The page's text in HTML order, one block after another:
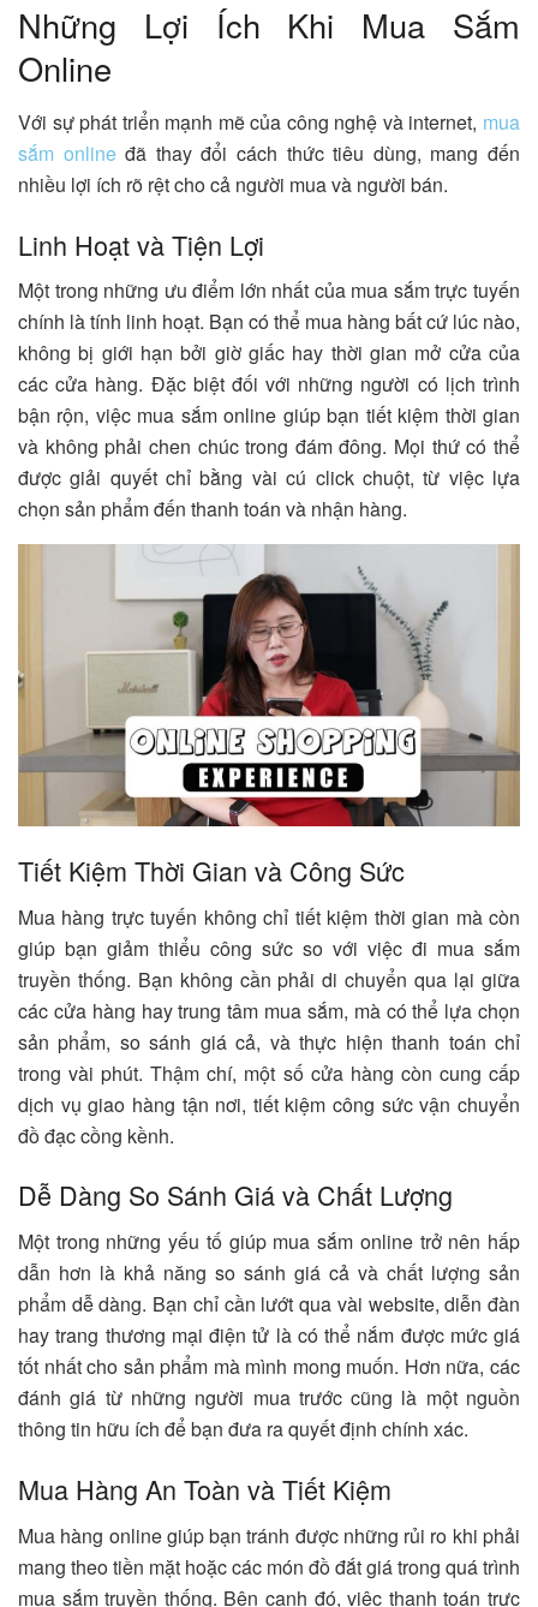
Những Lợi Ích Khi Mua Sắm
Online
Với sự phát triển mạnh mẽ của công nghệ và internet, mua
sắm onlineđã thay đổi cách thức tiêu dùng, mang đến
nhiều lợi ích rõ rệt cho cả người mua và người bán.
Linh Hoạt và Tiện Lợi
Một trong những ưu điểm lớn nhất của mua sắm trực tuyến
chính là tính linh hoạt. Bạn có thể mua hàng bất cứ lúc nào,
không bị giới hạn bởi giờ giấc hay thời gian mở cửa của
các cửa hàng. Đặc biệt đối với những người có lịch trình
bận rộn, việc mua sắm online giúp bạn tiết kiệm thời gian
và không phải chen chúc trong đám đông. Mọi thứ có thể
được giải quyết chỉ bằng vài cú click chuột, từ việc lựa
chọn sản phẩm đến thanh toán và nhận hàng.
Tiết Kiệm Thời Gian và Công Sức
Mua hàng trực tuyến không chỉ tiết kiệm thời gian mà còn
giúp bạn giảm thiểu công sức so với việc đi mua sắm
truyền thống. Bạn không cần phải di chuyển qua lại giữa
các cửa hàng hay trung tâm mua sắm, mà có thể lựa chọn
sản phẩm, so sánh giá cả, và thực hiện thanh toán chỉ
trong vài phút. Thậm chí, một số cửa hàng còn cung cấp
dịch vụ giao hàng tận nơi, tiết kiệm công sức vận chuyển
đồ đạc cồng kềnh.
Dễ Dàng So Sánh Giá và Chất Lượng
Một trong những yếu tố giúp mua sắm online trở nên hấp
dẫn hơn là khả năng so sánh giá cả và chất lượng sản
phẩm dễ dàng. Bạn chỉ cần lướt qua vài website, diễn đàn
hay trang thương mại điện tử là có thể nắm được mức giá
tốt nhất cho sản phẩm mà mình mong muốn. Hơn nữa, các
đánh giá từ những người mua trước cũng là một nguồn
thông tin hữu ích để bạn đưa ra quyết định chính xác.
Mua Hàng An Toàn và Tiết Kiệm
Mua hàng online giúp bạn tránh được những rủi ro khi phải
mang theo tiền mặt hoặc các món đồ đắt giá trong quá trình
mua sắm truyền thống. Bên cạnh đó, việc thanh toán trực